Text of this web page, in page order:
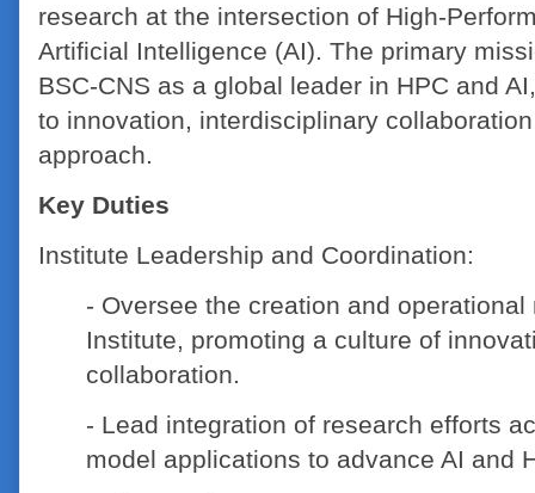
research at the intersection of High-
Artificial Intelligence (AI). The primary
BSC-CNS as a global leader in HPC and
to innovation, interdisciplinary
approach.
Key Duties
Institute Leadership and Coordination:
- Oversee the creation and
Institute, promoting a culture of
collaboration.
- Lead integration of research efforts
model applications to advance AI and